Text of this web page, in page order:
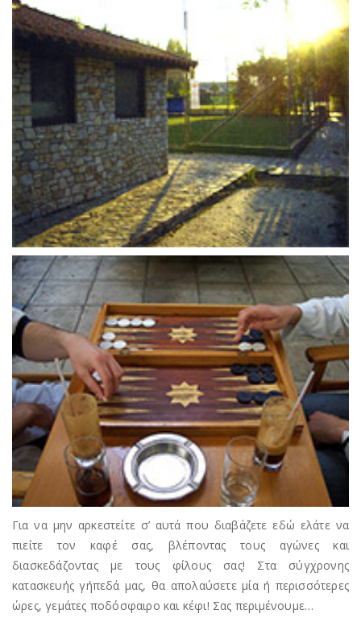
Για να μην αρκεστείτε σ’ αυτά που διαβάζετε εδώ ελάτε να
πιείτε τον καφέ σας, βλέποντας τους αγώνες και
διασκεδάζοντας με τους φίλους σας! Στα σύγχρονης
κατασκευής γήπεδά μας, θα απολαύσετε μία ή περισσότερες
ώρες, γεμάτες ποδόσφαιρο και κέφι! Σας περιμένουμε…